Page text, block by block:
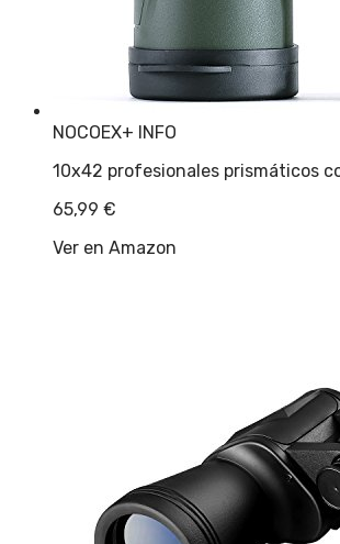
NOCOEX+ INFO
10x42 profesionales prismáticos
65,99 €
Ver en Amazon